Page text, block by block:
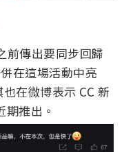
前傳出要同步回歸
在這場活動中亮
在微博表示 CC 新
推出。